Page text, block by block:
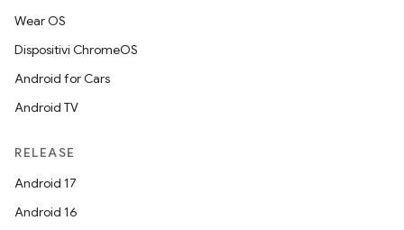
Wear OS
Dispositivi ChromeOS
Android for Cars
Android TV
RELEASE
Android 17
Android 16